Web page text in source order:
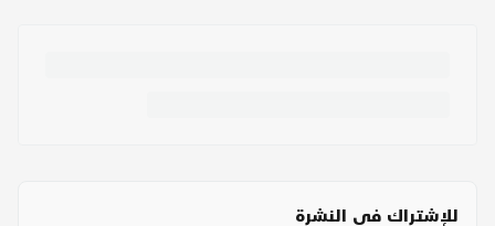
للإشتراك في النشرة